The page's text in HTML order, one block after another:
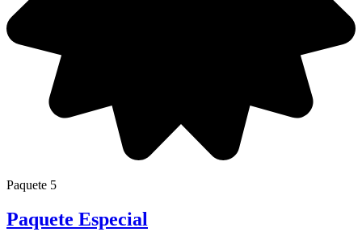
Paquete 5
Paquete Especial